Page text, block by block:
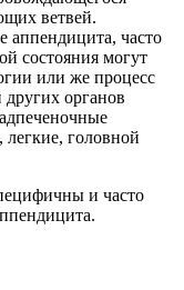
ветвей.
аппендицита, часто
состояния могут
или же процесс
органов
головной
и часто